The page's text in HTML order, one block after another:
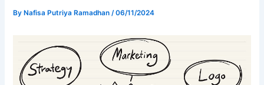
ByNafisa Putriya Ramadhan/06/11/2024